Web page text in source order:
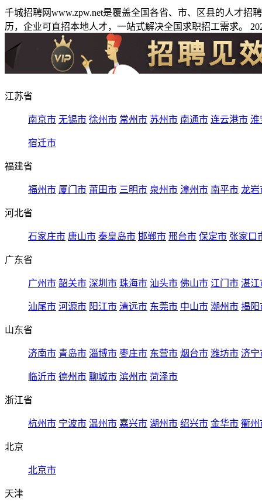
千城招聘网www.zpw.net是覆盖全国各省、市、区县的人才
历，企业可直招本地人才，一站式解决全国求职招工需求。
江苏省
南京市 无锡市 徐州市 常州市 苏州市 南通市 连云港市 淮
宿迁市
福建省
福州市 厦门市 莆田市 三明市 泉州市 漳州市 南平市 龙岩
河北省
石家庄市 唐山市 秦皇岛市 邯郸市 邢台市 保定市 张家口
广东省
广州市 韶关市 深圳市 珠海市 汕头市 佛山市 江门市 湛江
汕尾市 河源市 阳江市 清远市 东莞市 中山市 潮州市 揭阳
山东省
济南市 青岛市 淄博市 枣庄市 东营市 烟台市 潍坊市 济宁
临沂市 德州市 聊城市 滨州市 菏泽市
浙江省
杭州市 宁波市 温州市 嘉兴市 湖州市 绍兴市 金华市 衢州
北京
北京市
天津